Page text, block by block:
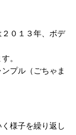
０１３年、ボデ
。
プル（ごちゃま
様子を繰り返し